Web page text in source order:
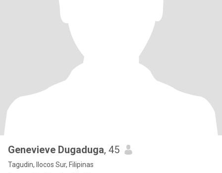
Genevieve Dugaduga, 45
Tagudin, Ilocos Sur, Filipinas